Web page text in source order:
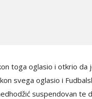
toga oglasio i otkrio da
svega oglasio i
suspendovan te